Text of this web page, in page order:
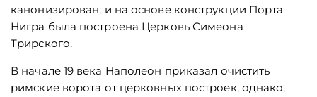
канонизирован, и на основе конструкции Порта
Нигра была построена Церковь Симеона
Трирского.
В начале 19 века Наполеон приказал очистить
римские ворота от церковных построек, однако,